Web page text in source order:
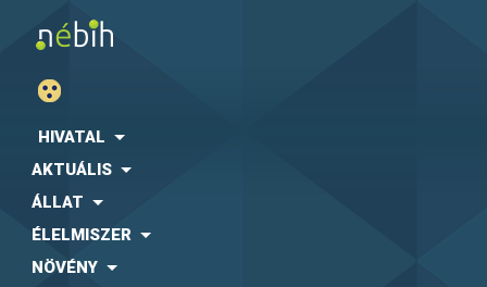
HIVATAL
AKTUÁLIS
ÁLLAT
ÉLELMISZER
NÖVÉNY